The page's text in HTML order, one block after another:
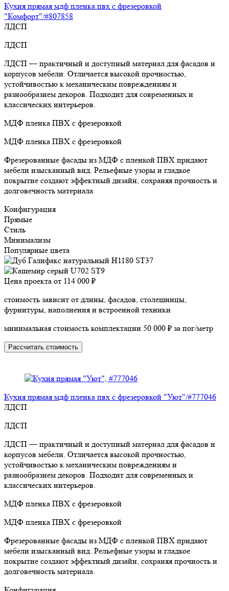
Кухня прямая мдф пленка пвх с фрезеровкой
"Комфорт"/#807858
ЛДСП
ЛДСП
ЛДСП — практичный и доступный материал для фасадов и
корпусов мебели. Отличается высокой прочностью,
устойчивостью к механическим повреждениям и
разнообразием декоров. Подходит для современных и
классических интерьеров.
МДФ пленка ПВХ с фрезеровкой
МДФ пленка ПВХ с фрезеровкой
Фрезерованные фасады из МДФ с пленкой ПВХ придают
мебели изысканный вид. Рельефные узоры и гладкое
покрытие создают эффектный дизайн, сохраняя прочность и
долговечность материала.
Конфигурация
Прямые
Стиль
Минимализм
Популярные цвета
Цена проекта от 114 000 ₽
стоимость зависит от длины, фасадов, столешницы,
фурнитуры, наполнения и встроенной техники
минимальная стоимость комплектации 50 000 ₽ за пог/метр
Рассчитать стоимость
Кухня прямая мдф пленка пвх с фрезеровкой "Уют"/#777046
ЛДСП
ЛДСП
ЛДСП — практичный и доступный материал для фасадов и
корпусов мебели. Отличается высокой прочностью,
устойчивостью к механическим повреждениям и
разнообразием декоров. Подходит для современных и
классических интерьеров.
МДФ пленка ПВХ с фрезеровкой
МДФ пленка ПВХ с фрезеровкой
Фрезерованные фасады из МДФ с пленкой ПВХ придают
мебели изысканный вид. Рельефные узоры и гладкое
покрытие создают эффектный дизайн, сохраняя прочность и
долговечность материала.